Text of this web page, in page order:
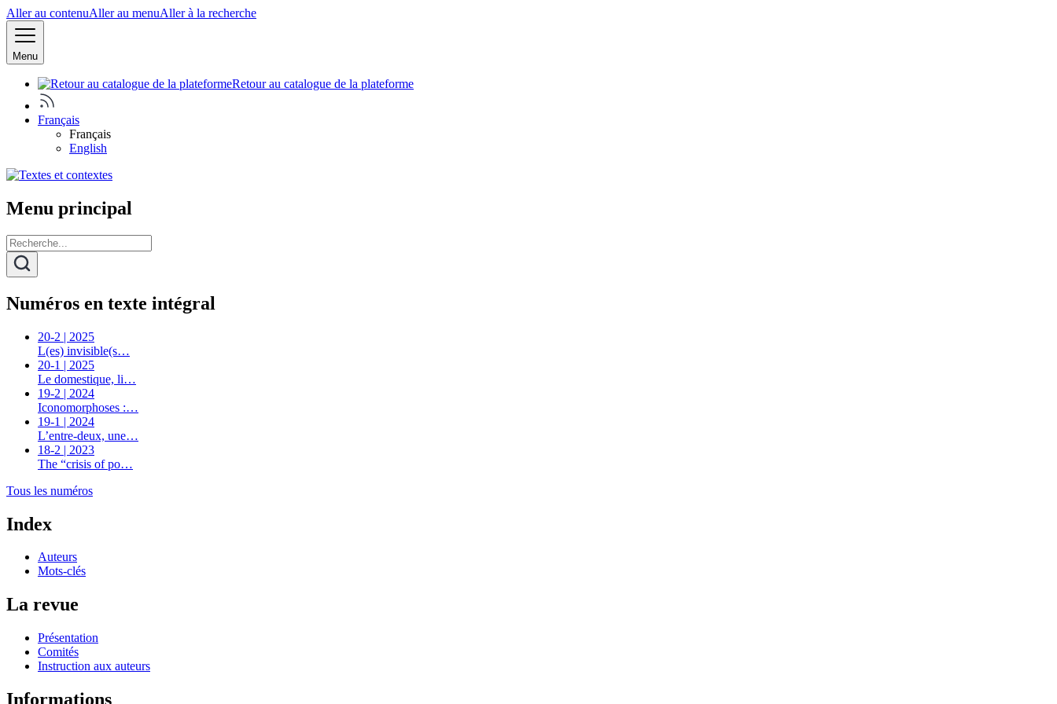
Aller au contenuAller au menuAller à la recherche
Menu
Retour au catalogue de la plateforme
Français
Français
English
Menu principal
Numéros en texte intégral
20-2 | 2025
L(es) invisible(s…
20-1 | 2025
Le domestique, li…
19-2 | 2024
Iconomorphoses :…
19-1 | 2024
L’entre-deux, une…
18-2 | 2023
The “crisis of po…
Tous les numéros
Index
Auteurs
Mots-clés
La revue
Présentation
Comités
Instruction aux auteurs
Informations